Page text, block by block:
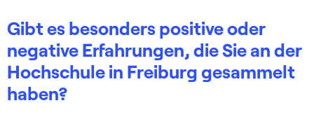
Gibt es besonders positive oder
negative Erfahrungen, die Sie an der
Hochschule in Freiburg gesammelt
haben?